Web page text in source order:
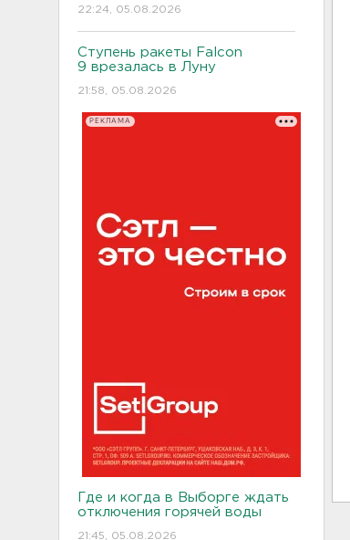
22:24, 05.08.2026
Ступень ракеты Falcon
9 врезалась в Луну
21:58, 05.08.2026
РЕКЛАМА
Где и когда в Выборге ждать
отключения горячей воды
21:45, 05.08.2026